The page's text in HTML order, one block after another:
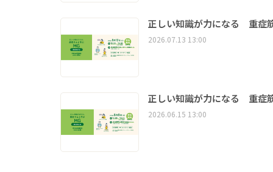
正しい知識が力になる 重症
2026.07.13 13:00
正しい知識が力になる 重症
2026.06.15 13:00